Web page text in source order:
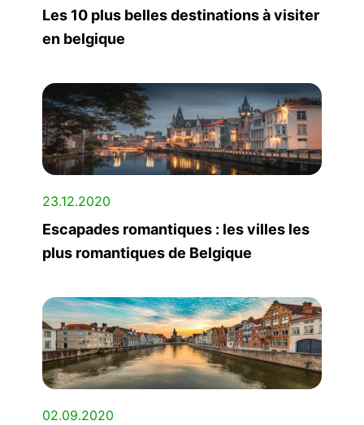
Les 10 plus belles destinations à visiter
en belgique
23.12.2020
Escapades romantiques : les villes les
plus romantiques de Belgique
02.09.2020